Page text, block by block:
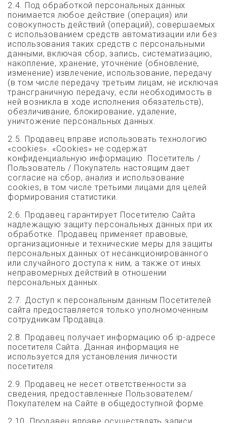
2.4. Под обработкой персональных данных
понимается любое действие (операция) или
совокупность действий (операций), совершаемых
с использованием средств автоматизации или без
использования таких средств с персональными
данными, включая сбор, запись, систематизацию,
накопление, хранение, уточнение (обновление,
изменение) извлечение, использование, передачу
(в том числе передачу третьим лицам, не исключая
трансграничную передачу, если необходимость в
ней возникла в ходе исполнения обязательств),
обезличивание, блокирование, удаление,
уничтожение персональных данных.
2.5. Продавец вправе использовать технологию
«cookies». «Cookies» не содержат
конфиденциальную информацию. Посетитель /
Пользователь / Покупатель настоящим дает
согласие на сбор, анализ и использование
cookies, в том числе третьими лицами для целей
формирования статистики.
2.6. Продавец гарантирует Посетителю Сайта
надлежащую защиту персональных данных при их
обработке. Продавец применяет правовые,
организационные и технические меры для защиты
персональных данных от несанкционированного
или случайного доступа к ним, а также от иных
неправомерных действий в отношении
персональных данных.
2.7. Доступ к персональным данным Посетителей
сайта предоставляется только уполномоченным
сотрудникам Продавца.
2.8. Продавец получает информацию об ip-адресе
посетителя Сайта. Данная информация не
используется для установления личности
посетителя.
2.9. Продавец не несет ответственности за
сведения, предоставленные Пользователем/
Покупателем на Сайте в общедоступной форме.